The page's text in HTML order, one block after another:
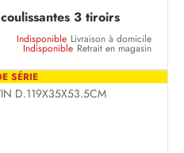
3 tiroirs
Indisponible Livraison à domicile
Indisponible Retrait en magasin
SÉRIE